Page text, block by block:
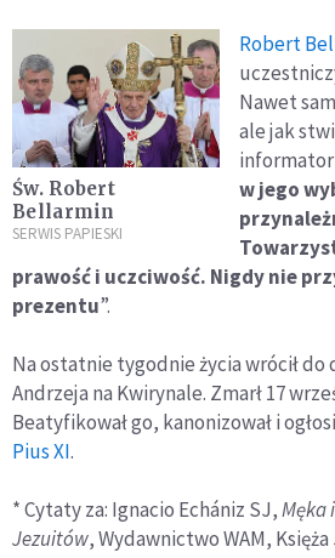
Św. Robert
Bellarmin
SERWIS PAPIESKI
Robert
Nawet
ale jak
informator
w jego
prawość i uczciwość. Nigdy nie
prezentu”.
Na ostatnie tygodnie życia wrócił do
Andrzeja na Kwirynale. Zmarł 17
Beatyfikował go, kanonizował i
Pius XI.
* Cytaty za: Ignacio Echániz SJ,Męka
Jezuitów, Wydawnictwo WAM,